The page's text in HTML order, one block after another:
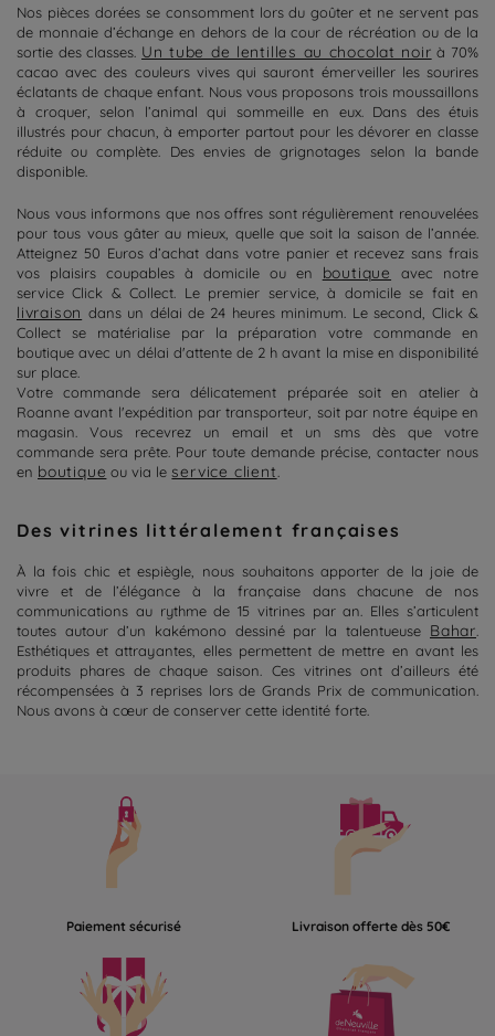
Nos pièces dorées se consomment lors du goûter et ne servent pas
de monnaie d’échange en dehors de la cour de récréation ou de la
sortie des classes. Un tube de lentilles au chocolat noir à 70%
cacao avec des couleurs vives qui sauront émerveiller les sourires
éclatants de chaque enfant. Nous vous proposons trois moussaillons
à croquer, selon l’animal qui sommeille en eux. Dans des étuis
illustrés pour chacun, à emporter partout pour les dévorer en classe
réduite ou complète. Des envies de grignotages selon la bande
disponible.
Nous vous informons que nos offres sont régulièrement renouvelées
pour tous vous gâter au mieux, quelle que soit la saison de l’année.
Atteignez 50 Eurosd’achatdans votre panier et recevezsansfrais
vos plaisirs coupables à domicile ou en boutique
avec notre
service Click &Collect Le premier service, à domicile se fait en
livraison dans un délai de 24 heures minimum. Le second, Click &
Collect se matérialise par la préparation votre commande en
boutique avec un délai d'attente de 2 h avant la mise en disponibilité
sur place.
Votre commande sera délicatement préparée soit en atelier à
Roanne avant l'expédition par transporteur, soit par notre équipe en
magasin. Vous recevrez un email et un sms dès que votre
commande sera prête. Pour toute demande précise, contacter nous
en boutique ou via leservice client
Des vitrines littéralement françaises
À la fois chic et espiègle, nous souhaitons apporter de la joie de
vivre et de l’élégance à la française dans chacune de nos
communications au rythme de 15 vitrines par an. Elles s’articulent
toutes autour d’un kakémono dessiné par la talentueuse Bahar
Esthétiques et attrayantes, elles permettent de mettre en avant les
produits phares de chaque saison. Ces vitrines ont d’ailleurs été
récompensées à 3 reprises lors de Grands Prix de communication.
Nous avons à cœur de conserver cette identité forte.
Paiement sécurisé Livraison offerte dès 50€